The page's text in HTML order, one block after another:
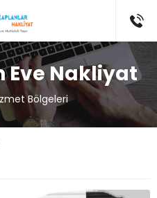
Eve Nakliyat
Bölgeleri